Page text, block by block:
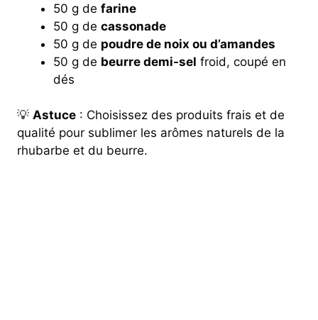
50 g de farine
50 g de cassonade
50 g de poudre de noix ou d’amandes
50 g de beurre demi-sel froid, coupé en
dés
💡 Astuce : Choisissez des produits frais et de
qualité pour sublimer les arômes naturels de la
rhubarbe et du beurre.